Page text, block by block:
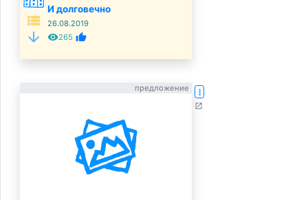
view_list
arrow_downward
И долговечно
26.08.2019
remove_red_eye265 thumb_up
предложение more_vert
open_in_new